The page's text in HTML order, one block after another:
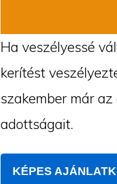
Ha veszélyessé
kerítést
szakember már
adottságait.
KÉPES